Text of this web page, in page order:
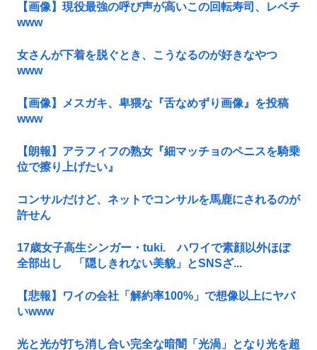
【画像】現役最強の呼び声が高いこの回転寿司、レベチ
www
女さんが下着を脱ぐとき、こうなるのが好きなやつ
www
【画像】メスガキ、卑猥な『舌なめずり画像』を投稿
www
【朗報】アラフィフの熟女『細マッチョのペニスを騎乗
位で擦り上げたい』
コンサルだけど、ネットでコンサルを馬鹿にされるのが
許せん
17歳女子高生シンガー・tuki. ハワイで素顔以外ほぼ
全部出し 「隠しきれない美貌」とSNSざ...
【悲報】ワイの会社「解約率100%」で想像以上にヤバ
いwww
光と光が打ち消し合い完全な暗闇「光渦」となり光を超